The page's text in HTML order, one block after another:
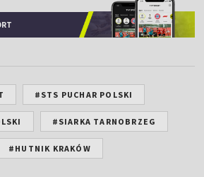
#STS PUCHAR POLSKI
#SIARKA TARNOBRZEG
#HUTNIK KRAKÓW